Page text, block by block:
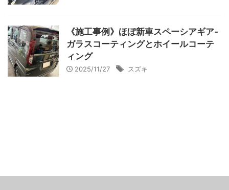
《施工事例》ほぼ新車スペーシアギア-
ガラスコーティングとホイールコーテ
ィング
2025/11/27 スズキ